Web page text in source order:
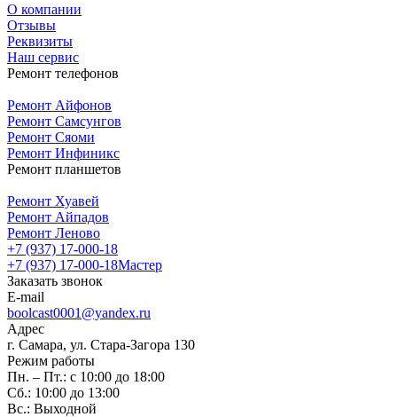
О компании
Отзывы
Реквизиты
Наш сервис
Ремонт телефонов
Ремонт Айфонов
Ремонт Самсунгов
Ремонт Сяоми
Ремонт Инфиникс
Ремонт планшетов
Ремонт Хуавей
Ремонт Айпадов
Ремонт Леново
+7 (937) 17-000-18
+7 (937) 17-000-18Мастер
Заказать звонок
E-mail
boolcast0001@yandex.ru
Адрес
г. Самара, ул. Стара-Загора 130
Режим работы
Пн. – Пт.: с 10:00 до 18:00
Сб.: 10:00 до 13:00
Вс.: Выходной